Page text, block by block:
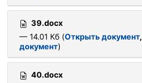
39.docx
— 14.01 Кб (Открыть документ,
документ)
40.docx